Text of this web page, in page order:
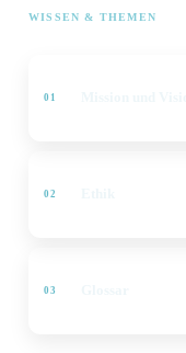
WISSEN & THEMEN